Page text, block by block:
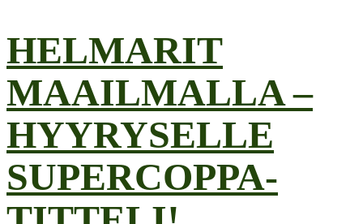
HELMARIT
MAAILMALLA –
HYYRYSELLE
SUPERCOPPA-